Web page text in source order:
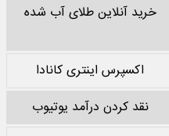
خرید آنلاین طلای آب شده
اکسپرس اینتری کانادا
نقد کردن درآمد یوتیوب